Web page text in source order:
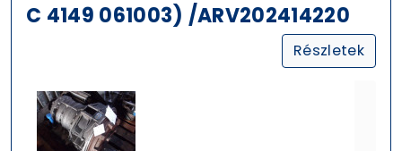
C 4149 061003) /ARV202414220
Részletek